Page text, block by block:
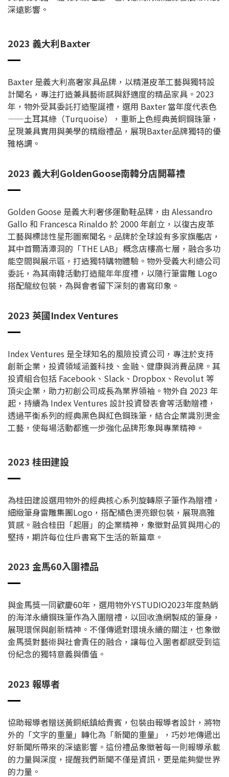
深遠影響。
2023 義大利Baxter
Baxter 是義大利高奢家具品牌，以精湛皮革工藝與獨特設
計聞名，專注打造兼具藝術感與舒適度的精品家具。2023
年，物外受其委託打造聖誕禮，選用 Baxter 當年度代表色
——土耳其綠（Turquoise），重新上色經典黃銅鋼珠筆，
呈現兼具實用與美學的精緻禮品，展現Baxter品牌獨特的優
雅格調。
2023 義大利GoldenGoose南韓分店開幕禮
Golden Goose 是義大利奢侈運動鞋品牌，由 Alessandro
Gallo 和 Francesca Rinaldo 於 2000 年創立，以復古皮革
工藝與標誌性星形圖案聞名。品牌於全球設有多家旗艦店，
其中首爾清潭洞的「THE LAB」概念店樓高七層，融合多功
能空間與展示區，打造獨特購物體驗。物外受義大利總公司
委託，為其南韓活動打造龍年年度禮，以隨行筆雷雕 Logo
搭配龍紋包裝，為與會者留下深刻的書寫印象。
2023 英國Index Ventures
Index Ventures 是全球知名的風險投資公司，專注於支持
創新企業，投資領域涵蓋科技、金融、健康與消費品牌。其
投資組合包括 Facebook、Slack、Dropbox、Revolut 等
頂尖企業，助力初創公司成長為業界領袖。物外自 2023 年
起，持續為 Index Ventures 設計投資發表會等活動贈禮，
透過平衡系列的經典黑色與紅色鋼珠筆，結合企業識別燙金
工藝，使每場活動都進一步強化品牌形象與專業精神。
2023 桂田建設
為桂田建設選用物外的經典核心系列旋轉原子筆作為贈禮，
細緻筆身雷雕集團Logo，搭配橘色燙亮銀包裝，展現高雅
質感。融合桂田「起厝」的企業精神，象徵對品質與用心的
堅持，期許每位住戶書寫下生活的新篇章。
2023 金馬60入圍禮品
與金馬獎一同歡慶60年，選用物外YSTUDIO2023年度熱銷
的海洋永續鋼珠筆作為入圍贈禮，以回收漁網製成的筆身，
展現環保與創新精神。不僅傳遞對環境永續的關注，也象徵
金馬獎對藝術與社會責任的融合，讓每位入圍者都感受到這
份紀念的獨特意義與價值。
2023 報導者
協助報導者贈送黃銅紙鎮給貴賓，包裝由報導者設計，將物
外的「文字的重量」轉化為「新聞的重量」，巧妙地傳遞出
好新聞所帶來的深遠影響。這份禮品象徵著每一則報導承載
的力量與深度，提醒我們新聞不僅是資訊，更是能夠變世界
的力量。